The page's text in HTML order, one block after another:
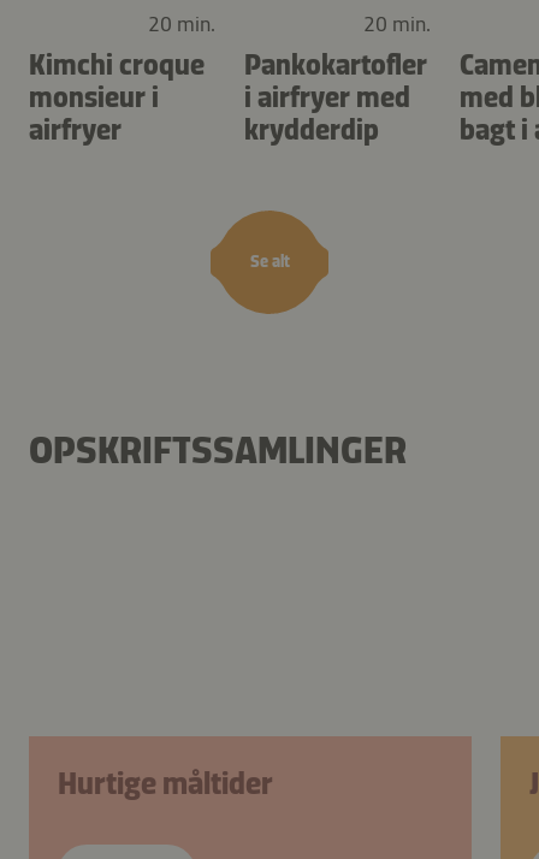
Se alt
20 min.
Kimchi croque
monsieur i
airfryer
20 min.
Pankokartofler
i airfryer med
krydderdip
med
bagt i
OPSKRIFTSSAMLINGER
Hurtige måltider